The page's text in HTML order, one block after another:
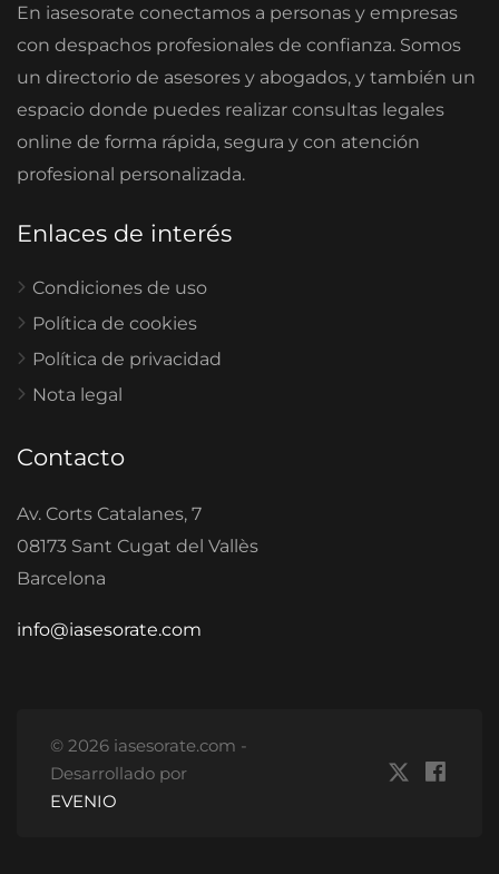
En iasesorate conectamos a personas y empresas
con despachos profesionales de confianza. Somos
un directorio de asesores y abogados, y también un
espacio donde puedes realizar consultas legales
online de forma rápida, segura y con atención
profesional personalizada.
Enlaces de interés
Condiciones de uso
Política de cookies
Política de privacidad
Nota legal
Contacto
Av. Corts Catalanes, 7
08173 Sant Cugat del Vallès
Barcelona
info@iasesorate.com
© 2026 iasesorate.com -
Desarrollado por
EVENIO